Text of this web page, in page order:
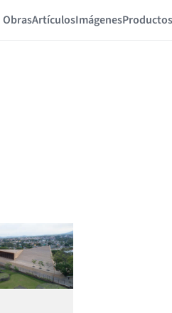
ObrasArtículosImágenesProductos